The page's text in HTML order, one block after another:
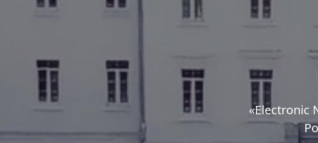
«Еlectronic